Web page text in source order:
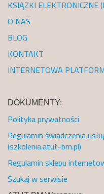
KSIĄZKI ELEKTRONICZNE
O NAS
BLOG
KONTAKT
INTERNETOWA
DOKUMENTY:
Polityka prywatności
Regulamin świadczenia
(szkolenia.atut-bm.pl)
Regulamin sklepu
Szukaj w serwisie